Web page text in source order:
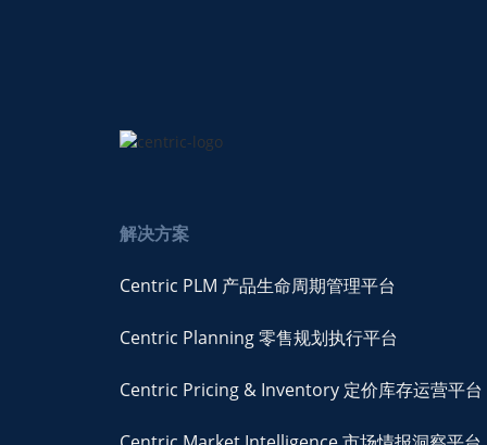
解决方案
Centric PLM 产品生命周期管理平台
Centric Planning 零售规划执行平台
Centric Pricing & Inventory 定价库存运营平台